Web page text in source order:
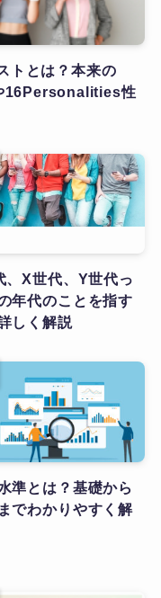
トとは？本来の
16Personalities性
、X世代、Y世代っ
年代のことを指す
しく解説
準とは？基礎から
でわかりやすく解